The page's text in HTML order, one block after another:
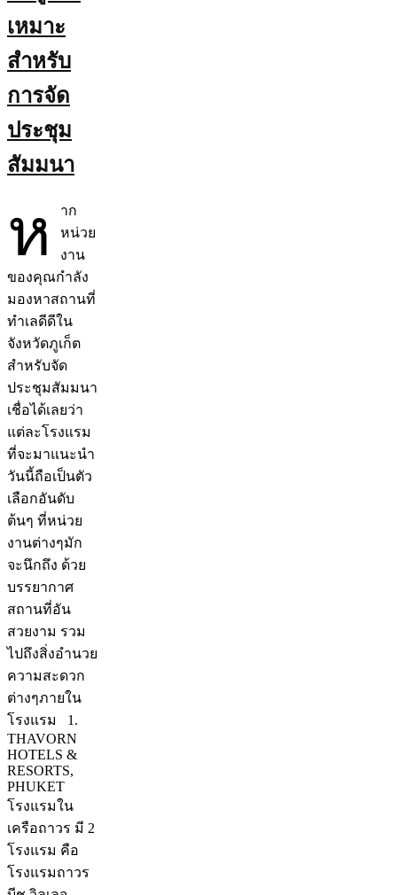
เหมาะ
สำหรับ
การจัด
ประชุม
สัมมนา
ห
าก
หน่วย
งาน
ของคุณกำลัง
มองหาสถานที่
ทำเลดีดีใน
จังหวัดภูเก็ต
สำหรับจัด
ประชุมสัมมนา
เชื่อได้เลยว่า
แต่ละโรงแรม
ที่จะมาแนะนำ
วันนี้ถือเป็นตัว
เลือกอันดับ
ต้นๆ ที่หน่วย
งานต่างๆมัก
จะนึกถึง ด้วย
บรรยากาศ
สถานที่อัน
สวยงาม รวม
ไปถึงสิ่งอำนวย
ความสะดวก
ต่างๆภายใน
โรงแรม 1.
THAVORN
HOTELS &
RESORTS,
PHUKET
โรงแรมใน
เครือถาวร มี 2
โรงแรม คือ
โรงแรมถาวร